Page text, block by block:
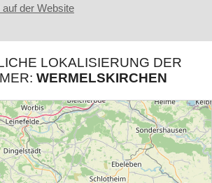
der Website
LOKALISIERUNG DER
WERMELSKIRCHEN